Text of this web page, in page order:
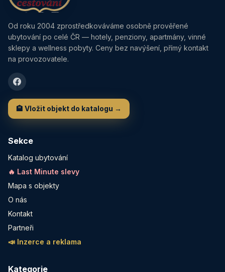
Od roku 2004 zprostředkováváme osobně prověřené
ubytování po celé ČR — hotely, penziony, apartmány, vinné
sklepy a wellness pobyty. Ceny bez navýšení, přímý kontakt
na provozovatele.
🏨 Vložit objekt do katalogu →
Sekce
Katalog ubytování
🔥 Last Minute slevy
Mapa s objekty
O nás
Kontakt
Partneři
📣 Inzerce a reklama
Kategorie